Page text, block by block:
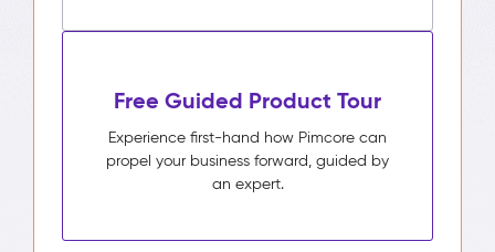
Free Guided Product Tour
Experience first-hand how Pimcore can
propel your business forward, guided by
an expert.